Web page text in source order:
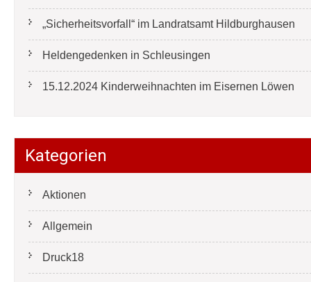
„Sicherheitsvorfall“ im Landratsamt Hildburghausen
Heldengedenken in Schleusingen
15.12.2024 Kinderweihnachten im Eisernen Löwen
Kategorien
Aktionen
Allgemein
Druck18